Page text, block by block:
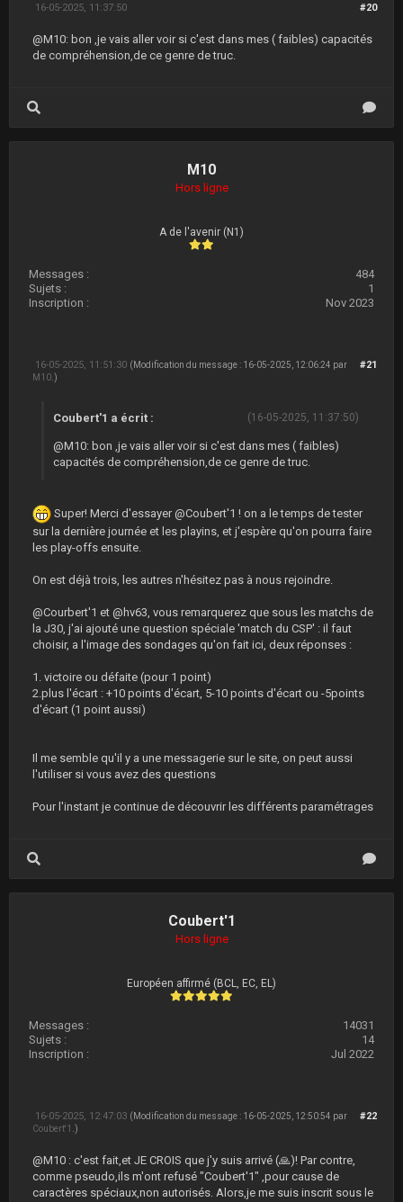
#20
16-05-2025, 11:37:50
@M10: bon ,je vais aller voir si c'est dans mes ( faibles) capacités
de compréhension,de ce genre de truc.
M10
Hors ligne
A de l'avenir (N1)
Messages :
484
Sujets :
1
Inscription :
Nov 2023
#21
16-05-2025, 11:51:30 (Modification du message : 16-05-2025, 12:06:24 par
M10 .)
(16-05-2025, 11:37:50)
Coubert'1 a écrit :
@M10: bon ,je vais aller voir si c'est dans mes ( faibles)
capacités de compréhension,de ce genre de truc.
Super! Merci d'essayer @Coubert'1 ! on a le temps de tester
sur la dernière journée et les playins, et j'espère qu'on pourra faire
les play-offs ensuite.
On est déjà trois, les autres n'hésitez pas à nous rejoindre.
@Courbert'1 et @hv63, vous remarquerez que sous les matchs de
la J30, j'ai ajouté une question spéciale 'match du CSP' : il faut
choisir, a l'image des sondages qu'on fait ici, deux réponses :
1. victoire ou défaite (pour 1 point)
2.plus l'écart : +10 points d'écart, 5-10 points d'écart ou -5points
d'écart (1 point aussi)
Il me semble qu'il y a une messagerie sur le site, on peut aussi
l'utiliser si vous avez des questions
Pour l'instant je continue de découvrir les différents paramétrages
Coubert'1
Hors ligne
Européen affirmé (BCL, EC, EL)
Messages :
14031
Sujets :
14
Inscription :
Jul 2022
#22
16-05-2025, 12:47:03 (Modification du message : 16-05-2025, 12:50:54 par
Coubert'1
.)
@M10 : c'est fait,et JE CROIS que j'y suis arrivé (🙏)! Par contre,
comme pseudo,ils m'ont refusé "Coubert'1" ,pour cause de
caractères spéciaux,non autorisés. Alors,je me suis inscrit sous le